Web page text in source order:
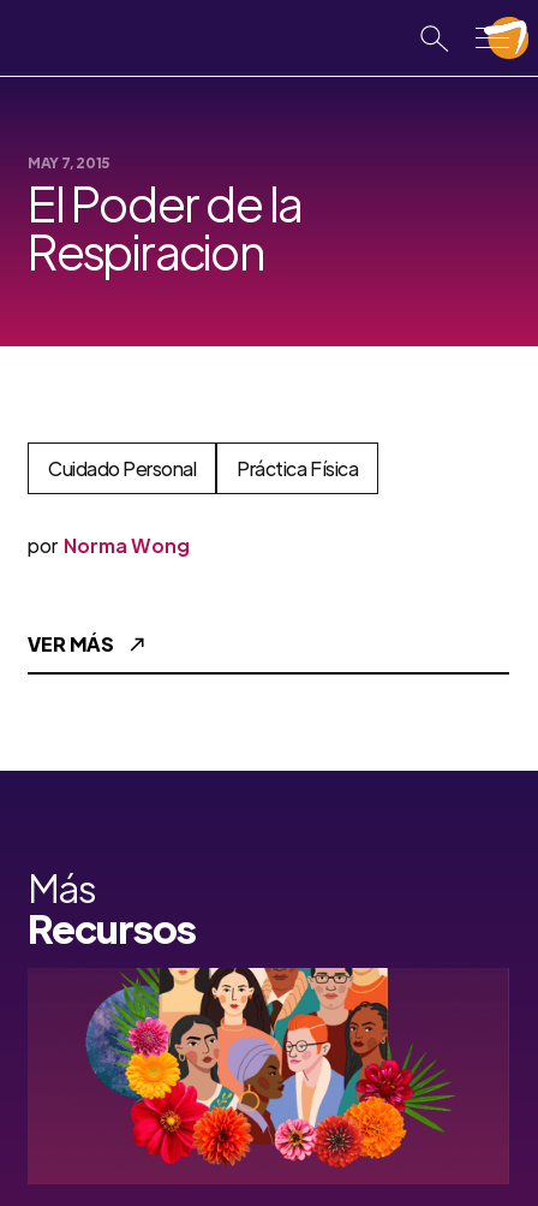
MAY 7, 2015
El Poder de la
Respiracion
Cuidado Personal Práctica Física
por Norma Wong
VER MÁS
Más
Recursos